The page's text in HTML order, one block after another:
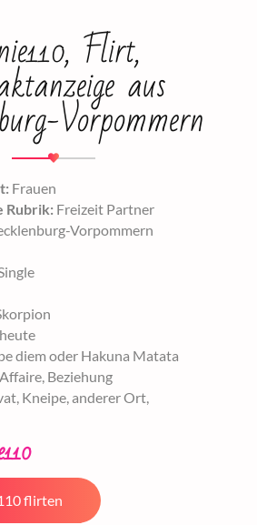
Flirt,
aus
Vorpommern
Frauen
Rubrik: Freizeit Partner
Vorpommern
heute
diem oder Hakuna Matata
Affaire, Beziehung
Kneipe, anderer Ort,
flirten